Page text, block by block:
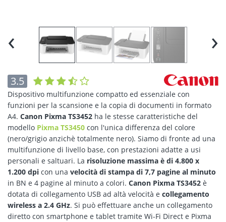
‹ ›
3.5
Dispositivo multifunzione compatto ed essenziale con
funzioni per la scansione e la copia di documenti in formato
A4. Canon Pixma TS3452 ha le stesse caratteristiche del
modello Pixma TS3450 con l'unica differenza del colore
(nero/grigio anzichè totalmente nero). Siamo di fronte ad una
multifunzione di livello base, con prestazioni adatte a usi
personali e saltuari. La risoluzione massima è di 4.800 x
1.200 dpi con una velocità di stampa di 7,7 pagine al minuto
in BN e 4 pagine al minuto a colori. Canon Pixma TS3452 è
dotata di collegamento USB ad altà velocità e collegamento
wireless a 2.4 GHz. Si può effettuare anche un collegamento
diretto con smartphone e tablet tramite Wi-Fi Direct e Pixma